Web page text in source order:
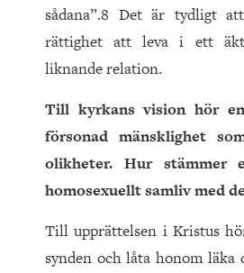
sådana”.8 Det är tydligt
rättighet att leva i ett
liknande relation.
Till kyrkans vision hör
försonad mänsklighet
olikheter. Hur stämmer
homosexuellt samliv med
Till upprättelsen i Kristus
synden och låta honom läka